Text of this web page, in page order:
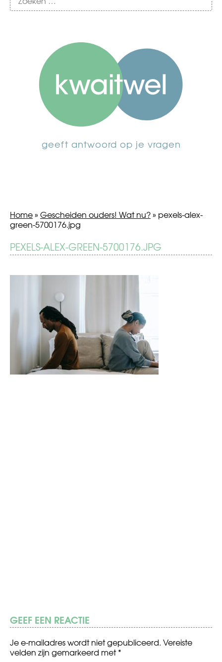
geeft antwoord op je vragen
Home» Gescheiden ouders! Wat nu?» pexels-alex-
green-5700176.jpg
PEXELS-ALEX-GREEN-5700176.JPG
BERICHT
NAVIGATIE
Gescheiden
ouders!
nu?
GEEF EEN REACTIE
Je e-mailadres wordt niet gepubliceerd. Vereiste
velden zijn gemarkeerd met*